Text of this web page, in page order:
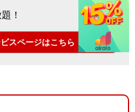
！
スページはこちら